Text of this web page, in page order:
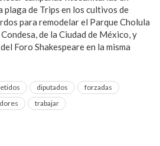
plaga de Trips en los cultivos de
para remodelar el Parque Cholula
de la Ciudad de México, y
Foro Shakespeare en la misma
diputados
forzadas
trabajar